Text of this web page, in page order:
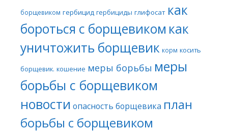
борщевиком гербицид гербициды глифосат как
бороться с борщевиком как
уничтожить борщевик корм косить
борщевик. кошение меры борьбы меры
борьбы с борщевиком
новости опасность борщевика план
борьбы с борщевиком